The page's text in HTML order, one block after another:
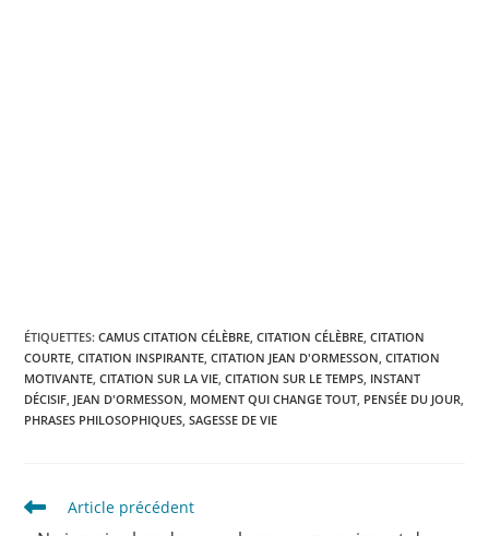
ÉTIQUETTES:CAMUS CITATION CÉLÈBRE, CITATION CÉLÈBRE, CITATION
COURTE, CITATION INSPIRANTE, CITATION JEAN D'ORMESSON, CITATION
MOTIVANTE, CITATION SUR LA VIE, CITATION SUR LE TEMPS, INSTANT
DÉCISIF, JEAN D'ORMESSON, MOMENT QUI CHANGE TOUT, PENSÉE DU JOUR,
PHRASES PHILOSOPHIQUES, SAGESSE DE VIE
Read
Article précédent